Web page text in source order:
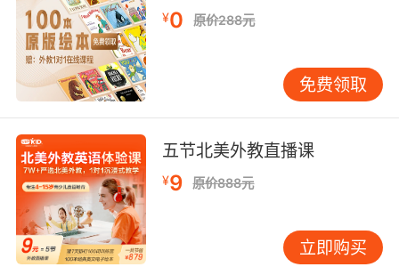
¥0 原价288元
免费领取
五节北美外教直播课
¥9 原价888元
立即购买